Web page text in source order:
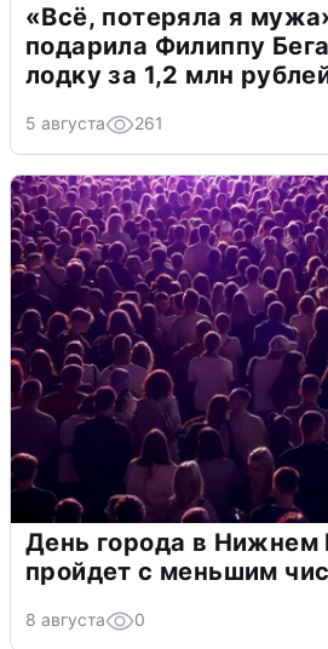
«Всё, потеряла я
подарила Филиппу
лодку за 1,2 млн
5 августа 261
День города в Нижнем
пройдет с меньшим
8 августа 0